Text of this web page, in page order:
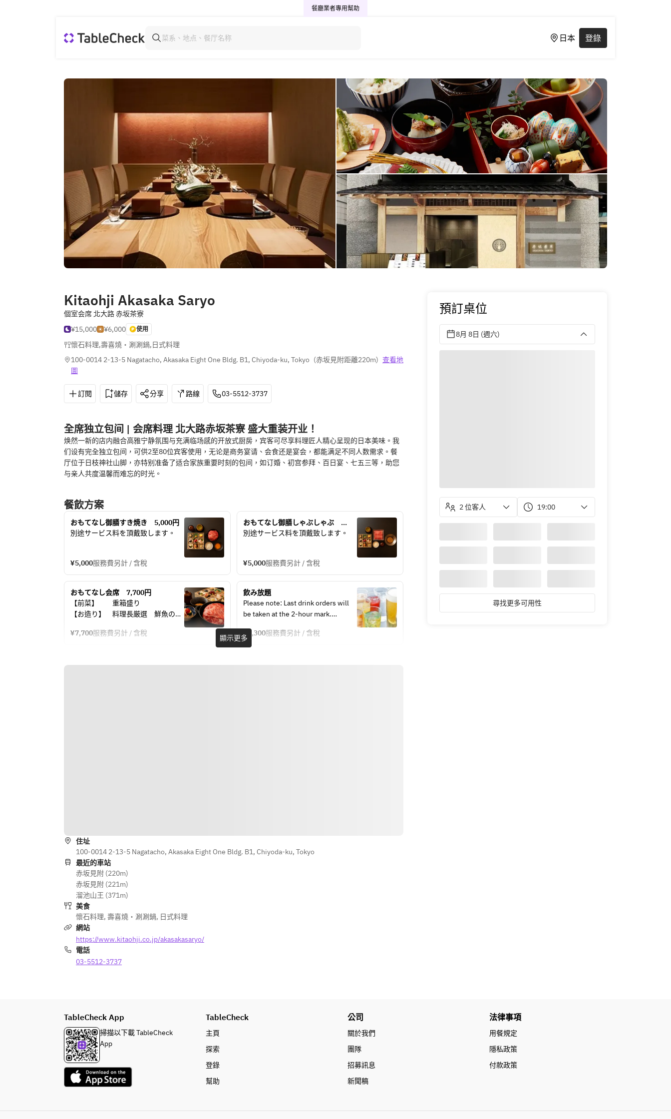
餐廳業者專用幫助
日本 登錄
Kitaohji Akasaka Saryo
個室会席 北大路 赤坂茶寮
¥15,000
¥6,000 使用
懷石料理,壽喜燒・涮涮鍋,日式料理
100-0014 2-13-5 Nagatacho, Akasaka Eight One Bldg. B1, Chiyoda-ku, Tokyo (赤坂見附距離220m) 查看地
圖
訂閱 儲存 分享 路線 03-5512-3737
全席独立包间 | 会席料理 北大路赤坂茶寮 盛大重装开业！
焕然一新的店内融合高雅宁静氛围与充满临场感的开放式厨房，宾客可尽享料理匠人精心呈现的日本美味。我
们设有完全独立包间，可供2至80位宾客使用，无论是商务宴请、会食还是宴会，都能满足不同人数需求。餐
厅位于日枝神社山脚，亦特别准备了适合家族重要时刻的包间，如订婚、初宫参拜、百日宴、七五三等，助您
与亲人共度温馨而难忘的时光。
餐飲方案
おもてなし御膳すき焼き　5,000円
別途サービス料を頂戴致します。
¥5,000服務費另計 / 含稅
おもてなし御膳しゃぶしゃぶ
5,000円
別途サービス料を頂戴致します。
¥5,000服務費另計 / 含稅
おもてなし会席　7,700円
【前菜】　　重箱盛り
【お造り】　料理長厳選　鮮魚のお
【台物】　　厳選黒毛和牛陶板
¥7,700服務費另計 / 含稅
飲み放題
Please note: Last drink orders will
be taken at the 2-hour mark.
to 2.5 hours.
¥3,300服務費另計 / 含稅
顯示更多
住址
100-0014 2-13-5 Nagatacho, Akasaka Eight One Bldg. B1, Chiyoda-ku, Tokyo
最近的車站
赤坂見附 (220m)
赤坂見附 (221m)
溜池山王 (371m)
美食
懷石料理, 壽喜燒・涮涮鍋, 日式料理
網站
https://www.kitaohji.co.jp/akasakasaryo/
電話
03-5512-3737
預訂桌位
8月 8日 (週六)
2 位客人 19:00
尋找更多可用性
TableCheck App
掃描以下載 TableCheck
App
TableCheck
主頁
探索
登錄
幫助
公司
關於我們
團隊
招募訊息
新聞稿
法律事項
用餐規定
隱私政策
付款政策